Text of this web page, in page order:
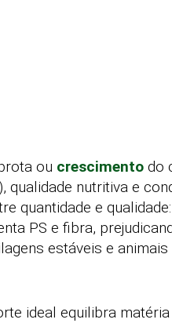
ou crescimento do
qualidade nutritiva e
quantidade e
PS e fibra,
estáveis e
ideal equilibra